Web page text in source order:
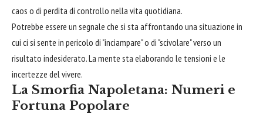
caos o di perdita di controllo nella vita quotidiana.
Potrebbe essere un segnale che si sta affrontando una situazione in
cui ci si sente in pericolo di "inciampare" o di "scivolare" verso un
risultato indesiderato. La mente sta elaborando le tensioni e le
incertezze del vivere.
La Smorfia Napoletana: Numeri e
Fortuna Popolare